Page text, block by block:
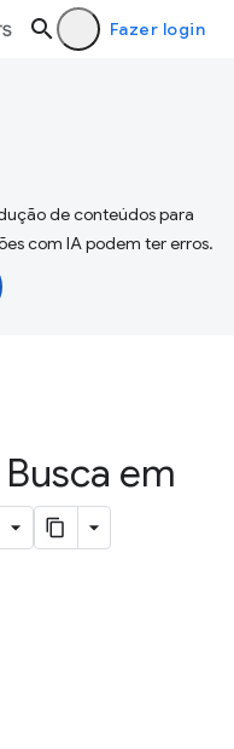
Fazer login
de conteúdos para
com IA podem ter erros.
em